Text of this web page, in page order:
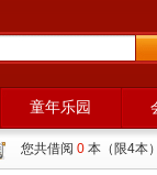
童年乐园
您共借阅 0 本（限4本）